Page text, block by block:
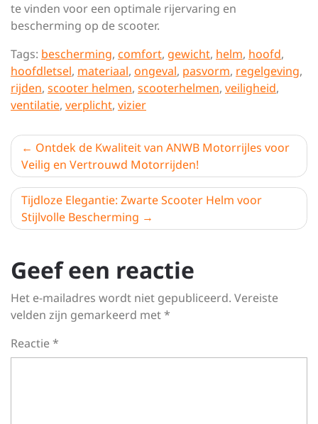
te vinden voor een optimale rijervaring en
bescherming op de scooter.
Tags: bescherming, comfort, gewicht, helm, hoofd,
hoofdletsel, materiaal, ongeval, pasvorm, regelgeving,
rijden, scooter helmen, scooterhelmen, veiligheid,
ventilatie, verplicht, vizier
Berichtnavigatie
Ontdek de Kwaliteit van ANWB Motorrijles voor
Veilig en Vertrouwd Motorrijden!
Tijdloze Elegantie: Zwarte Scooter Helm voor
Stijlvolle Bescherming
Geef een reactie
Het e-mailadres wordt niet gepubliceerd. Vereiste
velden zijn gemarkeerd met*
Reactie*